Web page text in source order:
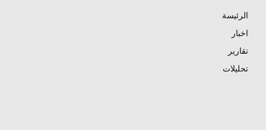
الرئيسة
اخبار
تقارير
تحليلات